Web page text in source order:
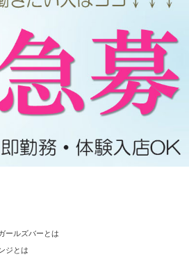
ールズバーとは
ジとは